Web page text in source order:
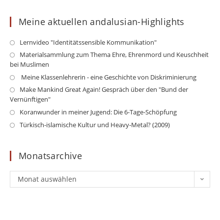
Meine aktuellen andalusian-Highlights
Lernvideo "Identitätssensible Kommunikation"Opens
in
new
Materialsammlung zum Thema Ehre, Ehrenmord und Keuschheit
bei Muslimen
Meine Klassenlehrerin - eine Geschichte von DiskriminierungOpens
Make Mankind Great Again! Gespräch über den "Bund der
Vernünftigen"
Koranwunder in meiner Jugend: Die 6-Tage-SchöpfungOpens
Türkisch-islamische Kultur und Heavy-Metal? (2009)Opens
Monatsarchive
Monatsarchive
Monat auswählen